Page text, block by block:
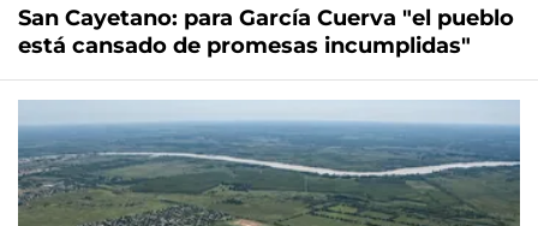
San Cayetano: para García Cuerva "el pueblo
está cansado de promesas incumplidas"